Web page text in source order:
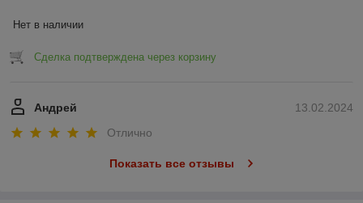
Нет в наличии
Сделка подтверждена через корзину
13.02.2024
Андрей
Отлично
Показать все отзывы